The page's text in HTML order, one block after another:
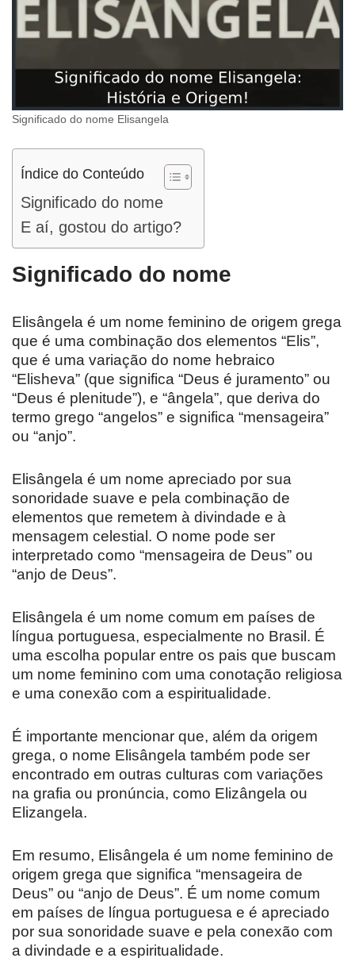
Significado do nome Elisangela
Índice do Conteúdo
Significado do nome
E aí, gostou do artigo?
Significado do nome
Elisângela é um nome feminino de origem grega
que é uma combinação dos elementos “Elis”,
que é uma variação do nome hebraico
“Elisheva” (que significa “Deus é juramento” ou
“Deus é plenitude”), e “ângela”, que deriva do
termo grego “angelos” e significa “mensageira”
ou “anjo”.
Elisângela é um nome apreciado por sua
sonoridade suave e pela combinação de
elementos que remetem à divindade e à
mensagem celestial. O nome pode ser
interpretado como “mensageira de Deus” ou
“anjo de Deus”.
Elisângela é um nome comum em países de
língua portuguesa, especialmente no Brasil. É
uma escolha popular entre os pais que buscam
um nome feminino com uma conotação religiosa
e uma conexão com a espiritualidade.
É importante mencionar que, além da origem
grega, o nome Elisângela também pode ser
encontrado em outras culturas com variações
na grafia ou pronúncia, como Elizângela ou
Elizangela.
Em resumo, Elisângela é um nome feminino de
origem grega que significa “mensageira de
Deus” ou “anjo de Deus”. É um nome comum
em países de língua portuguesa e é apreciado
por sua sonoridade suave e pela conexão com
a divindade e a espiritualidade.